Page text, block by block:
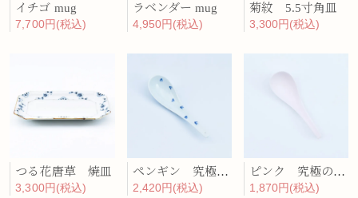
イチゴ mug
7,700円(税込)
ラベンダー mug
4,950円(税込)
菊紋 5.5寸角皿
3,300円(税込)
つる花唐草 焼皿
3,300円(税込)
ペンギン 究極のレンゲ
2,420円(税込)
ピンク 究極のレンゲ
1,870円(税込)